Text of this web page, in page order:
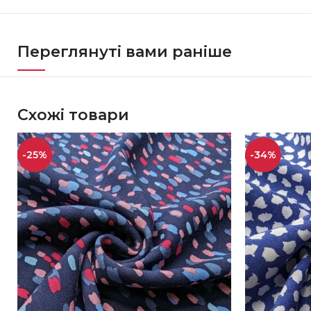
Переглянуті вами раніше
Схожі товари
-25% -34%